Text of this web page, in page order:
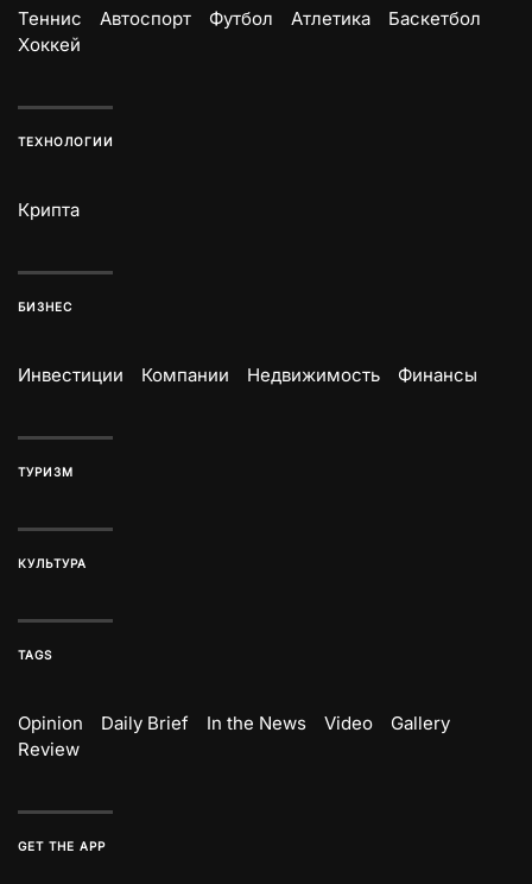
Теннис Автоспорт Футбол Атлетика
Баскетбол
Хоккей
ТЕХНОЛОГИИ
Крипта
БИЗНЕС
Инвестиции Компании Недвижимость Финансы
ТУРИЗМ
КУЛЬТУРА
TAGS
Opinion Daily Brief In the News Video
Gallery
Review
GET THE APP